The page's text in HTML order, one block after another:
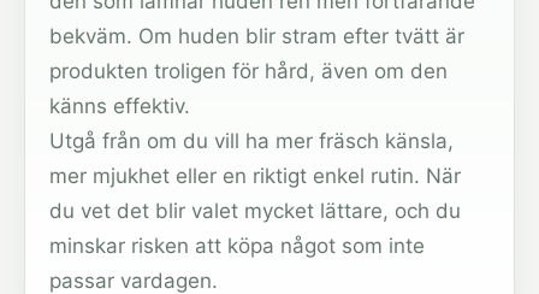
bekväm. Om huden blir stram efter tvätt är
produkten troligen för hård, även om den
känns effektiv.
Utgå från om du vill ha mer fräsch känsla,
mer mjukhet eller en riktigt enkel rutin. När
du vet det blir valet mycket lättare, och du
minskar risken att köpa något som inte
passar vardagen.